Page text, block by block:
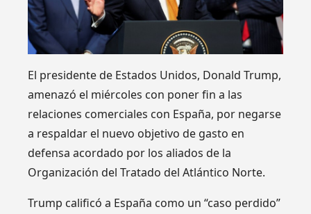
El presidente de Estados Unidos, Donald Trump,
amenazó el miércoles con poner fin a las
relaciones comerciales con España, por negarse
a respaldar el nuevo objetivo de gasto en
defensa acordado por los aliados de la
Organización del Tratado del Atlántico Norte.
Trump calificó a España como un “caso perdido”